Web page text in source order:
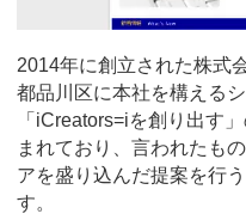
2014年に創立された株式
都品川区に本社を構える
「iCreators=iを創り出す
まれており、言われたも
アを盛り込んだ提案を行
す。